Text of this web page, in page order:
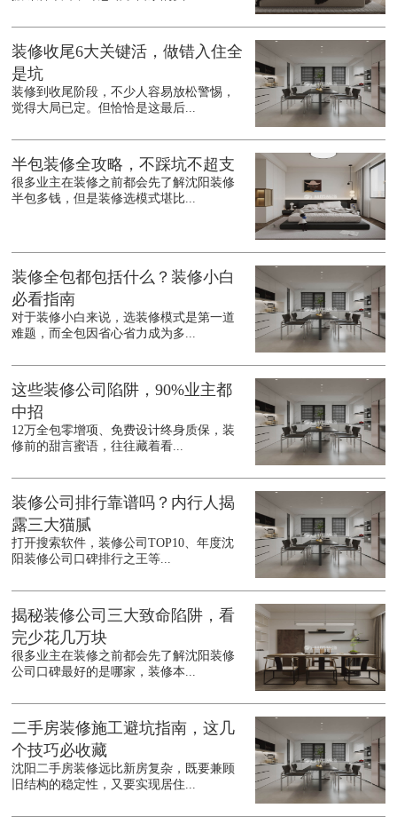
装修收尾6大关键活，做错入住全
是坑
装修到收尾阶段，不少人容易放松警惕，
觉得大局已定。但恰恰是这最后...
半包装修全攻略，不踩坑不超支
很多业主在装修之前都会先了解沈阳装修
半包多钱，但是装修选模式堪比...
装修全包都包括什么？装修小白
必看指南
对于装修小白来说，选装修模式是第一道
难题，而全包因省心省力成为多...
这些装修公司陷阱，90%业主都
中招
12万全包零增项、免费设计终身质保，装
修前的甜言蜜语，往往藏着看...
装修公司排行靠谱吗？内行人揭
露三大猫腻
打开搜索软件，装修公司TOP10、年度沈
阳装修公司口碑排行之王等...
揭秘装修公司三大致命陷阱，看
完少花几万块
很多业主在装修之前都会先了解沈阳装修
公司口碑最好的是哪家，装修本...
二手房装修施工避坑指南，这几
个技巧必收藏
沈阳二手房装修远比新房复杂，既要兼顾
旧结构的稳定性，又要实现居住...